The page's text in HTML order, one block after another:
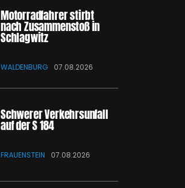
Motorradfahrer stirbt
nach Zusammenstoß in
Schlagwitz
WALDENBURG 07.08.2026
Schwerer Verkehrsunfall
auf der S 184
FRAUENSTEIN 07.08.2026